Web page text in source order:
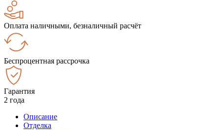
Оплата наличными, безналичный расчёт
Беспроцентная рассрочка
Гарантия
2 года
Описание
Отделка